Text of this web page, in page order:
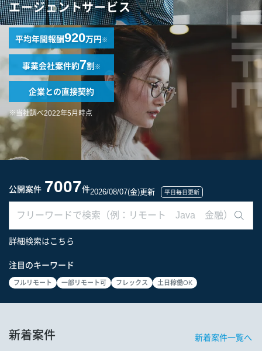
エージェントサービス
平均年間報酬920万円※
事業会社案件約7割※
企業との直接契約
※当社調べ2022年5月時点
公開案件 7007件2026/08/07(金)更新 平日毎日更新
詳細検索はこちら
注目のキーワード
フルリモート 一部リモート可 フレックス 土日稼働OK
新着案件 新着案件一覧へ